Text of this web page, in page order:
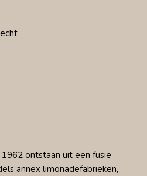
ontstaan uit een fusie
annex limonadefabrieken,